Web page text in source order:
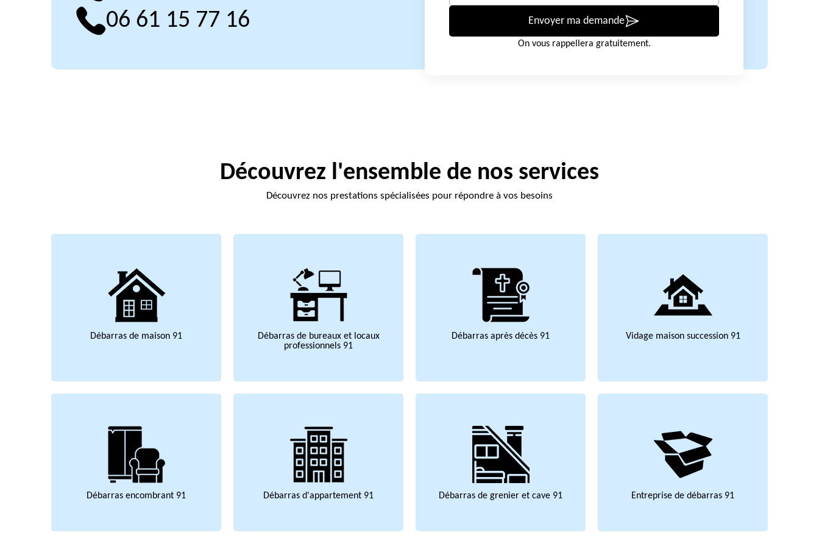
06 61 15 77 16
Envoyer ma demande
On vous rappellera gratuitement.
Découvrez l'ensemble de nos services
Découvrez nos prestations spécialisées pour répondre à vos besoins
Débarras de maison 91
Débarras de bureaux et locaux
professionnels 91
Débarras après décès 91 Vidage maison succession 91
Débarras encombrant 91 Débarras d'appartement 91 Débarras de grenier et cave 91 Entreprise de débarras 91